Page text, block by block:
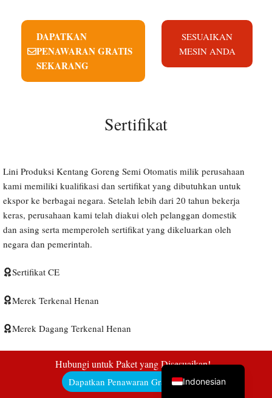
DAPATKAN
PENAWARAN GRATIS
SEKARANG
SESUAIKAN
MESIN ANDA
Sertifikat
Lini Produksi Kentang Goreng Semi Otomatis milik perusahaan
kami memiliki kualifikasi dan sertifikat yang dibutuhkan untuk
ekspor ke berbagai negara. Setelah lebih dari 20 tahun bekerja
keras, perusahaan kami telah diakui oleh pelanggan domestik
dan asing serta memperoleh sertifikat yang dikeluarkan oleh
negara dan pemerintah.
Sertifikat CE
Merek Terkenal Henan
Merek Dagang Terkenal Henan
Situs Demonstrasi Kewirausahaan Pekerja yang Di-PHK
Hubungi untuk Paket yang Disesuaikan!
Dapatkan Penawaran Gratis di Sini!Indonesian
English
Italian
Malay
Uzbek